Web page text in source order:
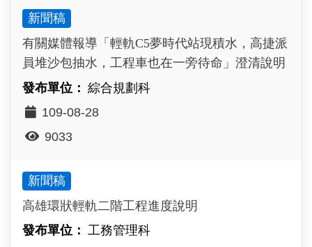
新聞稿
有關媒體報導「輕軌C5夢時代站現積水，高捷派
員堆沙包抽水，工程車也在一旁待命」澄清說明
綜合規劃科
109-08-28
9033
新聞稿
高雄環狀輕軌二階工程進度說明
工務管理科